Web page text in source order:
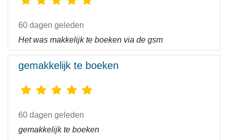
60 dagen geleden
Het was makkelijk te boeken via de gsm
gemakkelijk te boeken
60 dagen geleden
gemakkelijk te boeken